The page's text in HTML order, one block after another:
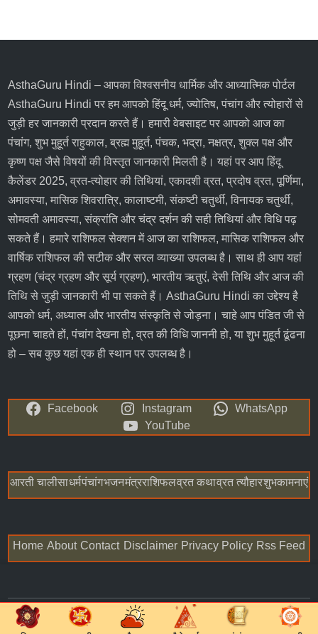
AsthaGuru Hindi– आपका विश्वसनीय धार्मिक और आध्यात्मिक पोर्टल
AsthaGuru Hindi पर हम आपको हिंदू धर्म, ज्योतिष,पंचांगऔरत्योहारोंसे
जुड़ी हर जानकारी प्रदान करते हैं। हमारी वेबसाइट पर आपको आज का
पंचांग, शुभ मुहूर्त राहुकाल, ब्रह्म मुहूर्त, पंचक, भद्रा, नक्षत्र, शुक्ल पक्ष और
कृष्ण पक्ष जैसे विषयों की विस्तृत जानकारी मिलती है। यहां पर आप हिंदू
कैलेंडर 2025,व्रत-त्योहार की तिथियां,एकादशी व्रत, प्रदोष व्रत, पूर्णिमा,
अमावस्या, मासिक शिवरात्रि, कालाष्टमी, संकष्टी चतुर्थी, विनायक चतुर्थी,
सोमवती अमावस्या, संक्रांति और चंद्र दर्शन की सही तिथियां और विधि पढ़
सकते हैं। हमारेराशिफलसेक्शन मेंआज का राशिफल, मासिक राशिफल और
वार्षिक राशिफल की सटीक और सरल व्याख्या उपलब्ध है। साथ ही आप यहां
ग्रहण (चंद्र ग्रहण और सूर्य ग्रहण), भारतीय ऋतुएं, देसी तिथि और आज की
तिथि से जुड़ी जानकारी भी पा सकते हैं। AsthaGuru Hindi का उद्देश्य है
आपको धर्म, अध्यात्म और भारतीय संस्कृति से जोड़ना। चाहे आप पंडित जी से
पूछना चाहते हों, पंचांग देखना हो, व्रत की विधि जाननी हो, या शुभ मुहूर्त ढूंढना
हो – सब कुछ यहां एक ही स्थान पर उपलब्ध है।
Facebook Instagram
WhatsApp
YouTube
आरती चालीसाधर्मपंचांगभजनमंत्रराशिफलव्रत कथाव्रत त्यौहारशुभकामनाएं
Home About Contact Disclaimer Privacy Policy Rss Feed
Copyright © 2026 Astha Guru Hindi.